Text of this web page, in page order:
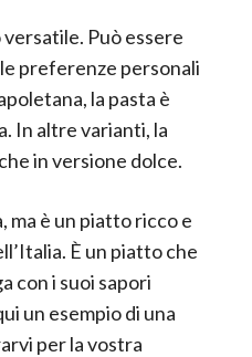
Può essere
preferenze personali
la pasta è
In altre varianti, la
in versione dolce.
ma è un piatto ricco e
È un piatto che
con i suoi sapori
un esempio di una
per la vostra